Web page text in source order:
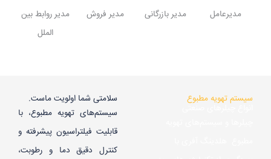
مدیرعامل
مدیر بازرگانی
مدیر فروش
مدیر روابط بین
الملل
سیستم تهویه مطبوع
سلامتی شما اولویت ماست.
سیستم‌های تهویه مطبوع، با
قابلیت فیلتراسیون پیشرفته و
کنترل دقیق دما و رطوبت،